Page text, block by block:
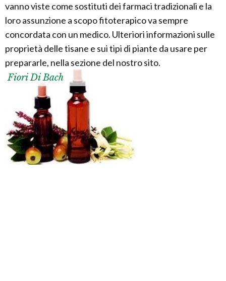
vanno viste come sostituti dei farmaci tradizionali e la
loro assunzione a scopo fitoterapico va sempre
concordata con un medico. Ulteriori informazioni sulle
proprietà delle tisane e sui tipi di piante da usare per
prepararle, nella sezione del nostro sito.
Fiori Di Bach